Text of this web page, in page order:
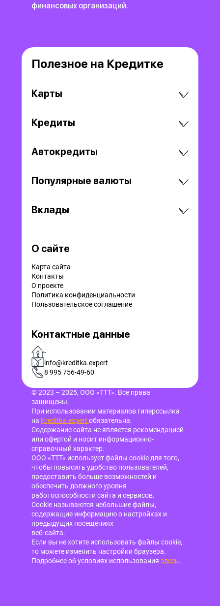
финансовых организаций.
Полезное на Кредитке
Карты
Кредиты
Автокредиты
Популярные валюты
Вклады
О сайте
Карта сайта
Контакты
О проекте
Политика конфиденциальности
Пользовательское соглашение
Контактные данные
-
info@kreditka.expert
8 995 756-49-60
© 2023 – 2025, ООО «ТТТ». Все права
защищены.
При использовании материалов гиперссылка
на Kreditka.expert обязательна.
Содержание сайта не является рекомендацией
или офертой и носит информационно-
справочный характер.
ООО «ТТТ» использует файлы cookie для того,
чтобы повысить удобство пользователей,
предоставить больше возможностей и
обеспечить должного уровня
работоспособности сайта и сервисов.
Cookie называются небольшие файлы,
содержащие информацию о настройках и
предыдущих посещениях
веб-сайта.
Если вы не хотите использовать файлы cookie,
то можете изменить настройки браузера.
Подробнее об условиях использования здесь.